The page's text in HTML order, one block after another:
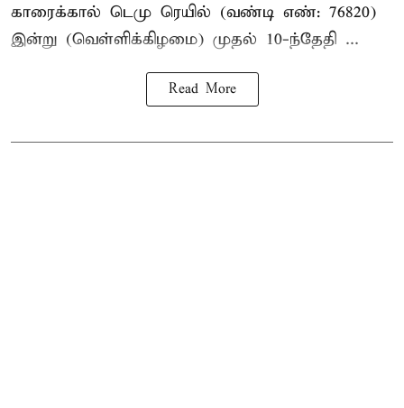
காரைக்கால் டெமு ரெயில் (வண்டி எண்: 76820)
இன்று (வெள்ளிக்கிழமை) முதல் 10-ந்தேதி ...
Read More